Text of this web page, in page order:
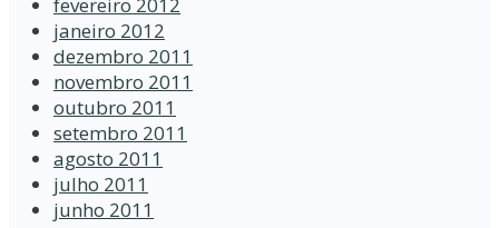
fevereiro 2012
janeiro 2012
dezembro 2011
novembro 2011
outubro 2011
setembro 2011
agosto 2011
julho 2011
junho 2011